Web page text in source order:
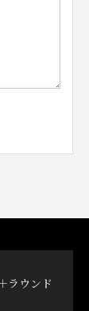
ラウンド